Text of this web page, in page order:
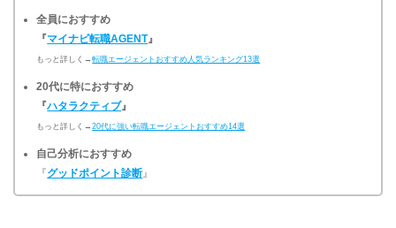
全員におすすめ
『マイナビ転職AGENT』
もっと詳しく→転職エージェントおすすめ人気ランキング13選
20代に特におすすめ
『ハタラクティブ』
もっと詳しく→20代に強い転職エージェントおすすめ14選
自己分析におすすめ
『グッドポイント診断』